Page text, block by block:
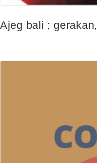
Ajeg bali ; gerakan,